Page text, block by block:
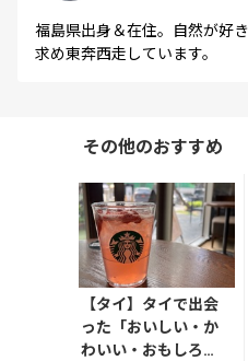
福島県出身＆在住。自然が好
求め東奔西走しています。
その他のおすすめ
【タイ】タイで出会
った「おいしい・か
わいい・おもしろ